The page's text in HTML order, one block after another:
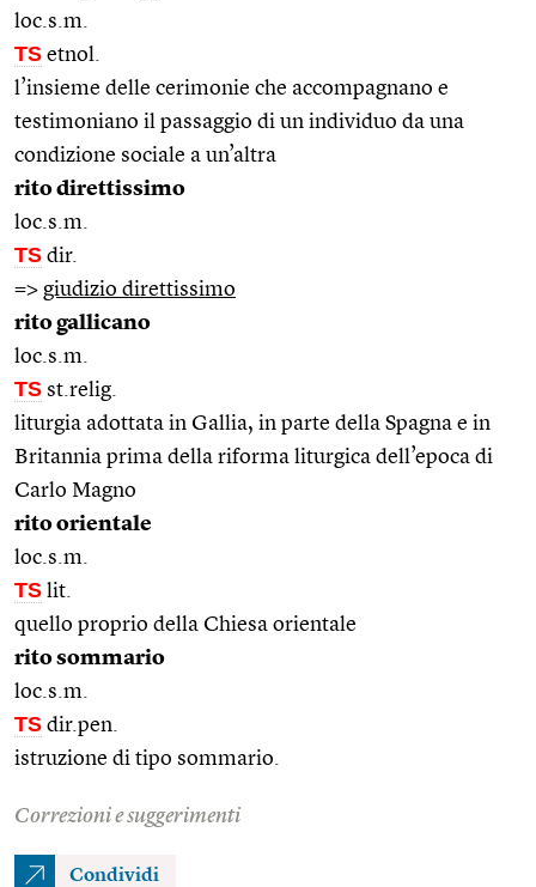
loc.s.m.
TS etnol.
l’insieme delle cerimonie che accompagnano e
testimoniano il passaggio di un individuo da una
condizione sociale a un’altra
rito direttissimo
loc.s.m.
TS dir.
=> giudizio direttissimo
rito gallicano
loc.s.m.
TS st.relig.
liturgia adottata in Gallia, in parte della Spagna e in
Britannia prima della riforma liturgica dell’epoca di
Carlo Magno
rito orientale
loc.s.m.
TS lit.
quello proprio della Chiesa orientale
rito sommario
loc.s.m.
TS dir.pen.
istruzione di tipo sommario.
Correzioni e suggerimenti
Condividi